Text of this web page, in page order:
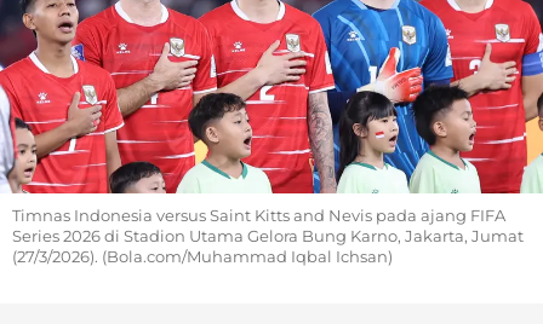
Timnas Indonesia versus Saint Kitts and Nevis pada ajang FIFA
Series 2026 di Stadion Utama Gelora Bung Karno, Jakarta, Jumat
(27/3/2026). (Bola.com/Muhammad Iqbal Ichsan)